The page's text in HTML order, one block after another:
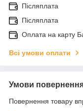
Післяплата
Післяплата
Оплата на карту
Всі умови оплати
Умови
Повернення товару